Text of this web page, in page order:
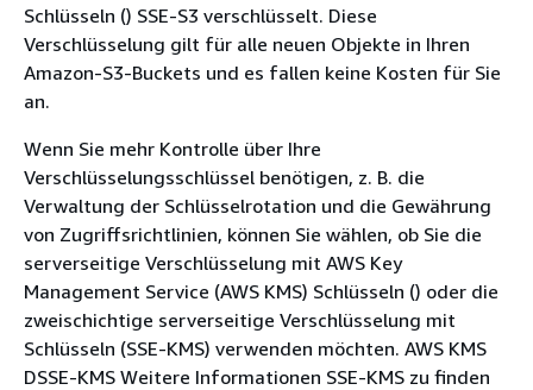
Schlüsseln () SSE-S3 verschlüsselt. Diese
Verschlüsselung gilt für alle neuen Objekte in Ihren
Amazon-S3-Buckets und es fallen keine Kosten für Sie
an.
Wenn Sie mehr Kontrolle über Ihre
Verschlüsselungsschlüssel benötigen, z. B. die
Verwaltung der Schlüsselrotation und die Gewährung
von Zugriffsrichtlinien, können Sie wählen, ob Sie die
serverseitige Verschlüsselung mit AWS Key
Management Service (AWS KMS) Schlüsseln () oder die
zweischichtige serverseitige Verschlüsselung mit
Schlüsseln (SSE-KMS) verwenden möchten. AWS KMS
DSSE-KMS Weitere Informationen SSE-KMS zu finden